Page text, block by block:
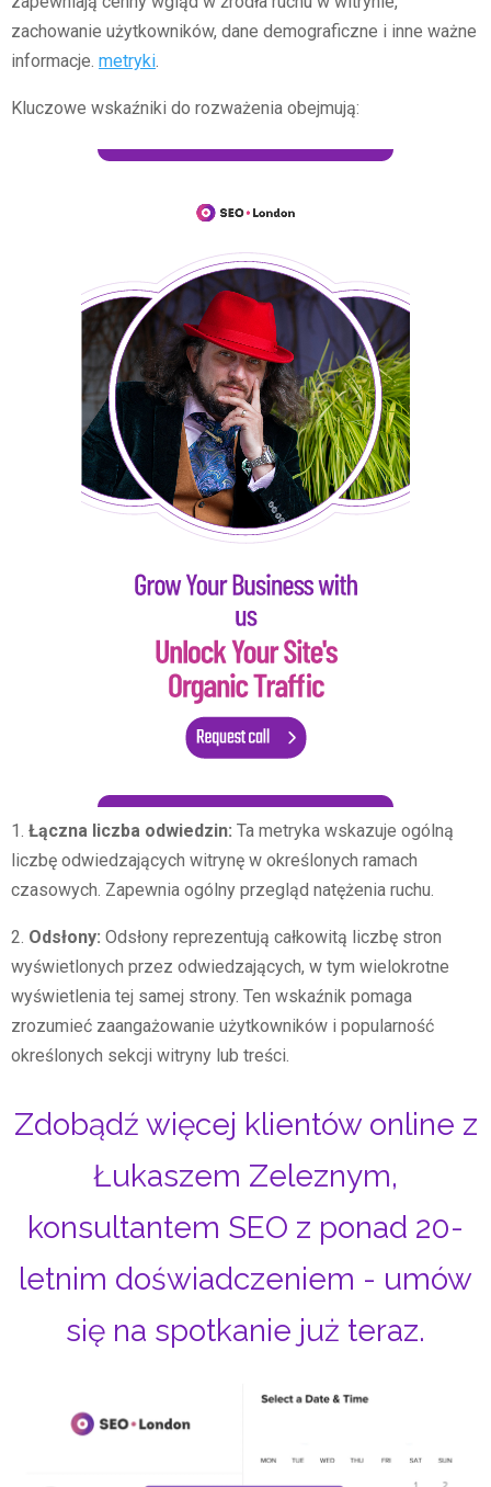
zachowanie użytkowników, dane demograficzne i inne ważne
informacje. metryki.
Kluczowe wskaźniki do rozważenia obejmują:
1. Łączna liczba odwiedzin: Ta metryka wskazuje ogólną
liczbę odwiedzających witrynę w określonych ramach
czasowych. Zapewnia ogólny przegląd natężenia ruchu.
2. Odsłony: Odsłony reprezentują całkowitą liczbę stron
wyświetlonych przez odwiedzających, w tym wielokrotne
wyświetlenia tej samej strony. Ten wskaźnik pomaga
zrozumieć zaangażowanie użytkowników i popularność
określonych sekcji witryny lub treści.
Zdobądź więcej klientów online z
Łukaszem Zeleznym,
konsultantem SEO z ponad 20-
letnim doświadczeniem - umów
się na spotkanie już teraz.